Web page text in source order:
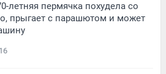
летняя пермячка похудела со
прыгает с парашютом и может
16